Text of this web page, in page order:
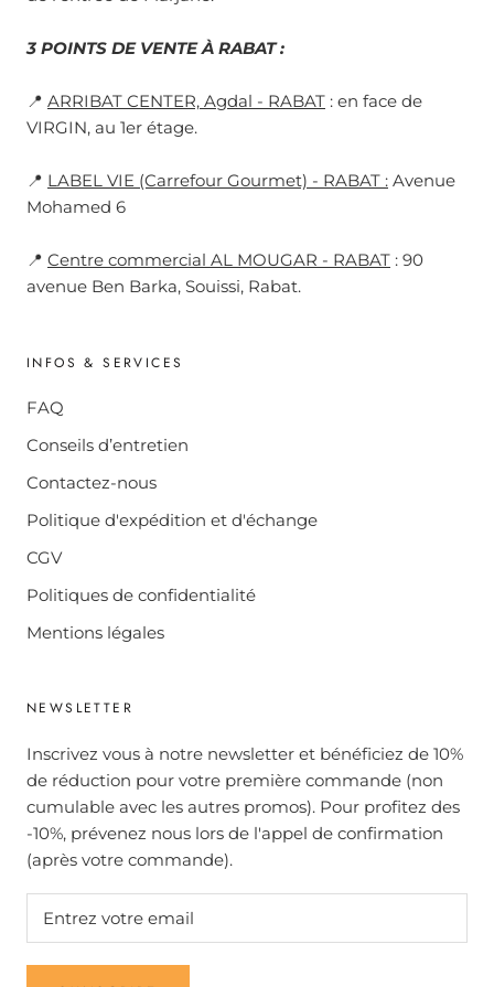
3 POINTS DE VENTE À RABAT :
📍 ARRIBAT CENTER, Agdal - RABAT : en face de
VIRGIN, au 1er étage.
📍 LABEL VIE (Carrefour Gourmet) - RABAT : Avenue
Mohamed 6
📍 Centre commercial AL MOUGAR - RABAT : 90
avenue Ben Barka, Souissi, Rabat.
INFOS & SERVICES
FAQ
Conseils d’entretien
Contactez-nous
Politique d'expédition et d'échange
CGV
Politiques de confidentialité
Mentions légales
NEWSLETTER
Inscrivez vous à notre newsletter et bénéficiez de 10%
de réduction pour votre première commande (non
cumulable avec les autres promos). Pour profitez des
-10%, prévenez nous lors de l'appel de confirmation
(après votre commande).